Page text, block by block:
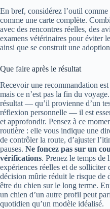
En bref, considérez l’outil
comme une carte complète.
avec des rencontres réelles, des
examens vétérinaires pour éviter
ainsi que se construit une
Que faire après le résultat
Recevoir une recommandation
mais ce n’est pas la fin du
résultat — qu’il provienne d’un
réflexion personnelle — il est
et approfondir. Pensez à ce
routière : elle vous indique une
de contrôler la route, d’ajuster
pauses. Ne foncez pas sur un
vérifications. Prenez le temps de
expériences réelles et de solliciter
décision mûrie réduit le risque de
être du chien sur le long terme.
un chien d’un autre profil peut
quotidien qu’un modèle idéalisé.